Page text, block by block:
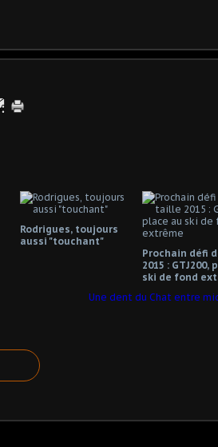
Rodrigues, toujours
aussi "touchant"
Prochain défi
2015 : GTJ200,
ski de fond
Une dent du Chat entre